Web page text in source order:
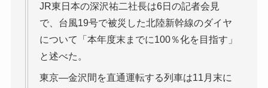
JR東日本の深沢祐二社長は6日の記者会見
で、台風19号で被災した北陸新幹線のダイヤ
について「本年度末までに100％化を目指す」
と述べた。
東京―金沢間を直通運転する列車は11月末に